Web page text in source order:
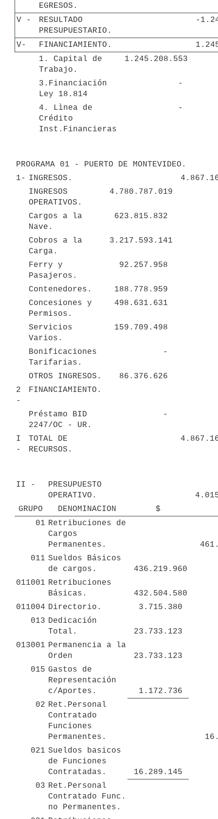
EGRESOS.
V -
RESULTADO
PRESUPUESTARIO.
V-
FINANCIAMIENTO.
1. Capital de
Trabajo.
3.Financiación
Ley 18.814
-
4. Lìnea de
Crédito
Inst.Financieras
-
PROGRAMA 01 - PUERTO DE MONTEVIDEO.
1- INGRESOS.
INGRESOS
OPERATIVOS.
Cargos a la
Nave.
623.815.832
Cobros a la
Carga.
Ferry y
Pasajeros.
92.257.958
Contenedores.
188.778.959
Concesiones y
Permisos.
498.631.631
Servicios
Varios.
159.709.498
Bonificaciones
Tarifarias.
-
OTROS INGRESOS.
86.376.626
2
-
FINANCIAMIENTO.
Préstamo BID
2247/OC - UR.
-
I
-
TOTAL DE
RECURSOS.
II -
PRESUPUESTO
OPERATIVO.
GRUPO
DENOMINACION
$
01 Retribuciones de
Cargos
Permanentes.
011 Sueldos Básicos
de cargos.
011001 Retribuciones
Básicas.
011004 Directorio.
3.715.380
013 Dedicación
Total.
23.733.123
013001 Permanencia a la
Orden
23.733.123
015 Gastos de
Representación
c/Aportes.
1.172.736
02 Ret.Personal
Contratado
Funciones
Permanentes.
021 Sueldos basicos
de Funciones
Contratadas.
16.289.145
03 Ret.Personal
Contratado Func.
no Permanentes.